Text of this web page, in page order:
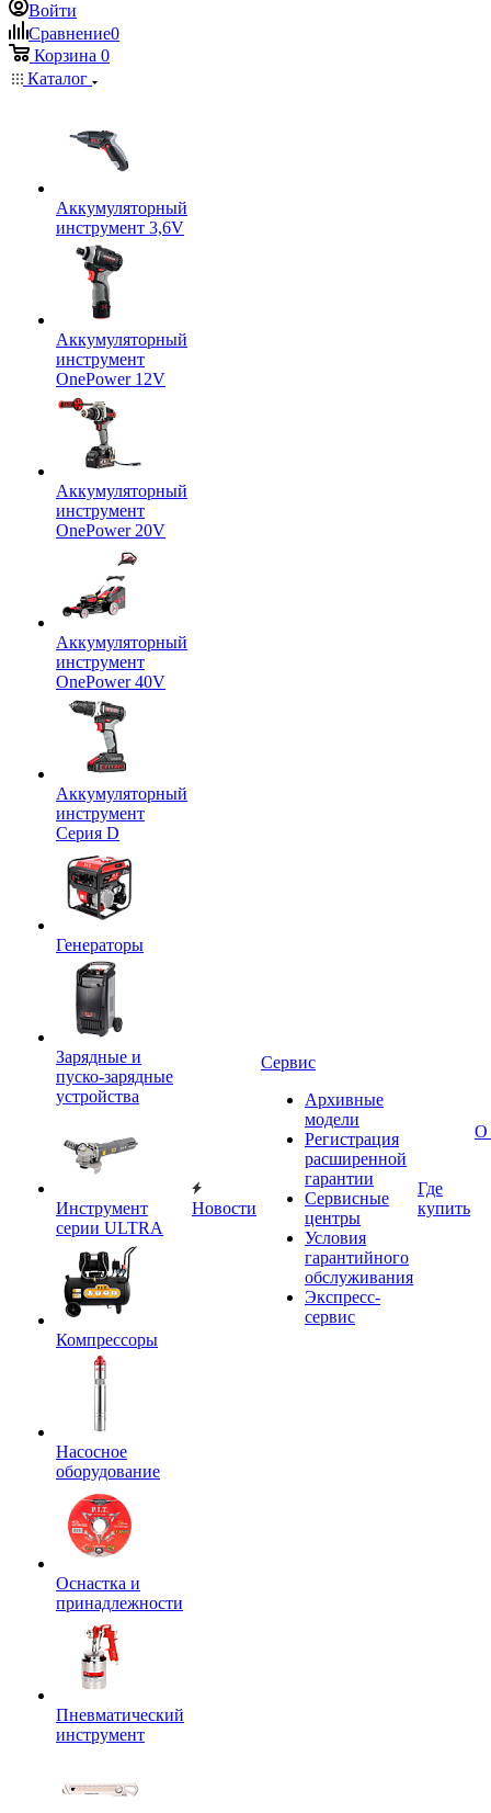
Войти
Сравнение0
Корзина 0
Каталог
Аккумуляторный
инструмент 3,6V
Аккумуляторный
инструмент
OnePower 12V
Аккумуляторный
инструмент
OnePower 20V
Аккумуляторный
инструмент
OnePower 40V
Аккумуляторный
инструмент
Серия D
Генераторы
Зарядные и
пуско-зарядные
устройства
Инструмент
серии ULTRA
Компрессоры
Насосное
оборудование
Оснастка и
принадлежности
Пневматический
инструмент
Новости
Сервис
Архивные
модели
Регистрация
расширенной
гарантии
Сервисные
центры
Условия
гарантийного
обслуживания
Экспресс-
сервис
Где
купить
О